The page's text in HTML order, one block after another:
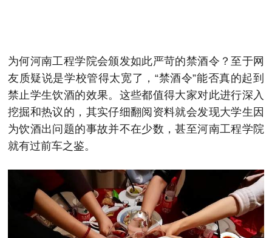
为何河南工程学院会颁发如此严苛的禁酒令？至于网
友质疑说是学校管得太宽了，“禁酒令”能否真的起到
禁止学生饮酒的效果。这些都值得大家对此进行深入
挖掘和热议的，其实仔细翻阅资料就会发现大学生因
为饮酒出问题的事故并不在少数，甚至河南工程学院
就有过前车之鉴。